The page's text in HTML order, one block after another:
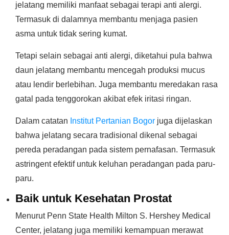
jelatang memiliki manfaat sebagai terapi anti alergi.
Termasuk di dalamnya membantu menjaga pasien
asma untuk tidak sering kumat.
Tetapi selain sebagai anti alergi, diketahui pula bahwa
daun jelatang membantu mencegah produksi mucus
atau lendir berlebihan. Juga membantu meredakan rasa
gatal pada tenggorokan akibat efek iritasi ringan.
Dalam catatan Institut Pertanian Bogor juga dijelaskan
bahwa jelatang secara tradisional dikenal sebagai
pereda peradangan pada sistem pernafasan. Termasuk
astringent efektif untuk keluhan peradangan pada paru-
paru.
Baik untuk Kesehatan Prostat
Menurut Penn State Health Milton S. Hershey Medical
Center, jelatang juga memiliki kemampuan merawat